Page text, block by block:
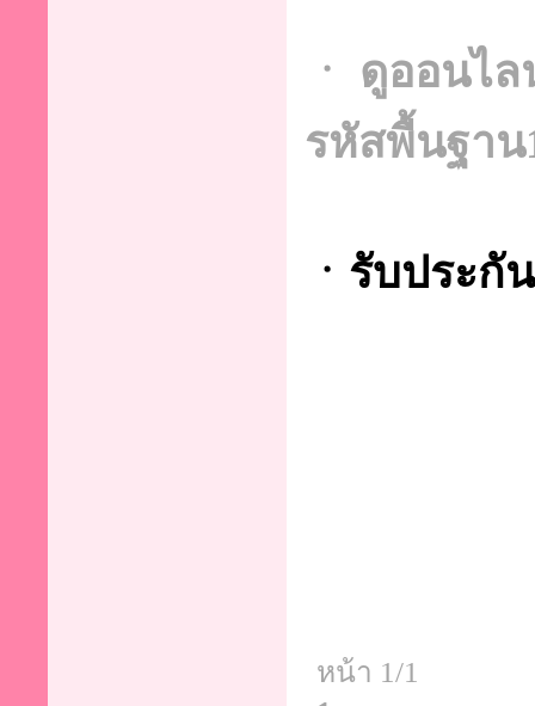
ㆍ ดูออนไ
รหัสพื้นฐาน
ㆍรับประกั
หน้า 1/1